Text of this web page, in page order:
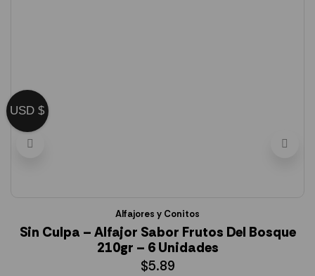
Alfajores y Conitos
Sin Culpa – Alfajor Sabor Frutos Del Bosque
210gr – 6 Unidades
$5.89
USD $